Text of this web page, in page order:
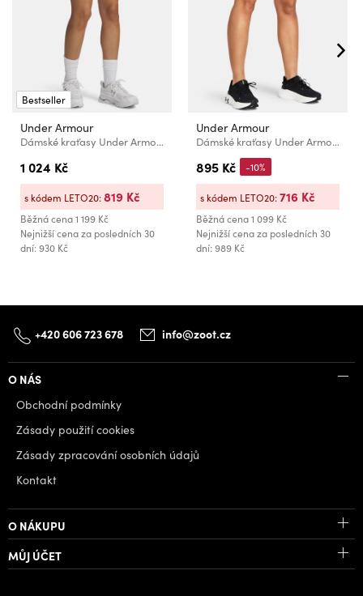
Bestseller
Under Armour
Dámské kraťasy Under Armour Rival Fleece Short-PNK
1 024 Kč
Běžná cena1 199 Kč
Nejnižší cena za posledních 30
dní: 930 Kč
s kódem LETO20:819 Kč
Under Armour
Dámské kraťasy Under Armour UA Fly By 2-in-1 Shorts
895 Kč
Běžná cena1 099 Kč
Nejnižší cena za posledních 30
dní: 989 Kč
-10%
s kódem LETO20:716 Kč
+420 606 723 678 info@zoot.cz
O NÁS
Obchodní podmínky
Zásady použití cookies
Zásady zpracování osobních údajů
Kontakt
O NÁKUPU
MŮJ ÚČET